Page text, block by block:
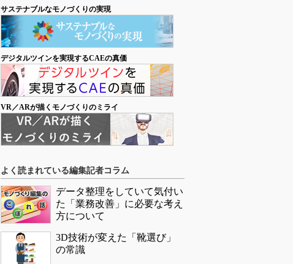
サステナブルなモノづくりの実現
デジタルツインを実現するCAEの真価
VR／ARが描くモノづくりのミライ
よく読まれている編集記者コラム
データ整理をしていて気付い
た「業務改善」に必要な考え
方について
3D技術が変えた「靴選び」
の常識